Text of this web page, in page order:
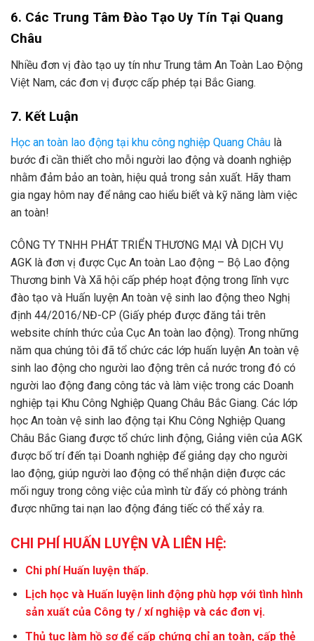
6. Các Trung Tâm Đào Tạo Uy Tín Tại Quang
Châu
Nhiều đơn vị đào tạo uy tín như Trung tâm An Toàn Lao Động
Việt Nam, các đơn vị được cấp phép tại Bắc Giang.
7. Kết Luận
Học an toàn lao động tại khu công nghiệp Quang Châu là
bước đi cần thiết cho mỗi người lao động và doanh nghiệp
nhằm đảm bảo an toàn, hiệu quả trong sản xuất. Hãy tham
gia ngay hôm nay để nâng cao hiểu biết và kỹ năng làm việc
an toàn!
CÔNG TY TNHH PHÁT TRIỂN THƯƠNG MẠI VÀ DỊCH VỤ
AGK là đơn vị được Cục An toàn Lao động – Bộ Lao động
Thương binh Và Xã hội cấp phép hoạt động trong lĩnh vực
đào tạo và Huấn luyện An toàn vệ sinh lao động theo Nghị
định 44/2016/NĐ-CP (Giấy phép được đăng tải trên
website chính thức của Cục An toàn lao động). Trong những
năm qua chúng tôi đã tổ chức các lớp huấn luyện An toàn vệ
sinh lao động cho người lao động trên cả nước trong đó có
người lao động đang công tác và làm việc trong các Doanh
nghiệp tại Khu Công Nghiệp Quang Châu Bắc Giang. Các lớp
học An toàn vệ sinh lao động tại Khu Công Nghiệp Quang
Châu Bắc Giang được tổ chức linh động, Giảng viên của AGK
được bố trí đến tại Doanh nghiệp để giảng dạy cho người
lao động, giúp người lao động có thể nhận diện được các
mối nguy trong công việc của mình từ đấy có phòng tránh
được những tai nạn lao động đáng tiếc có thể xảy ra.
CHI PHÍ HUẤN LUYỆN VÀ LIÊN HỆ:
Chi phí Huấn luyện thấp.
Lịch học và Huấn luyện linh động phù hợp với tình hình
sản xuất của Công ty / xí nghiệp và các đơn vị.
Thủ tục làm hồ sơ để cấp chứng chỉ an toàn, cấp thẻ